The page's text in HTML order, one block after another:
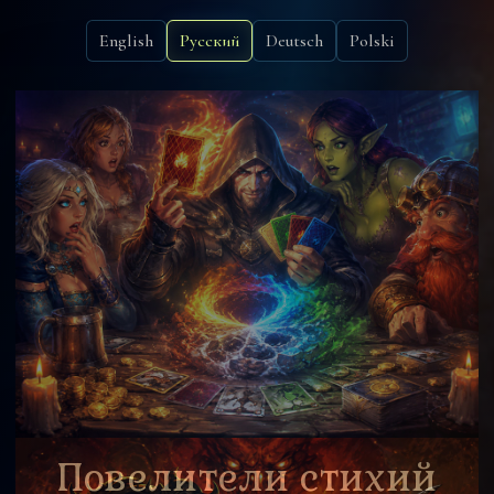
English Русский Deutsch Polski
Повелители стихий